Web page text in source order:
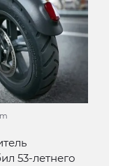
53-летнего